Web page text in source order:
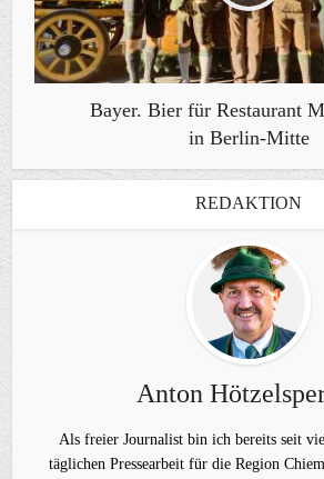
Bayer. Bier für Restaurant
in Berlin-Mitte
REDAKTION
Anton
Als freier Journalist bin ich bereits seit
täglichen Pressearbeit für die Region